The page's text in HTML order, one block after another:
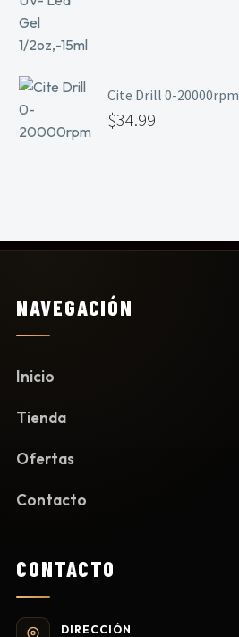
Cite Drill 0-20000rpm
$34.99
NAVEGACIÓN
Inicio
Tienda
Ofertas
Contacto
CONTACTO
DIRECCIÓN